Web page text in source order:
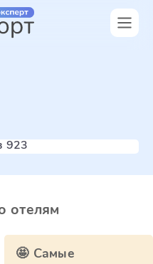
923
отелям
🤩 Самые